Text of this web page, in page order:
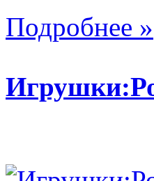
Подробнее »